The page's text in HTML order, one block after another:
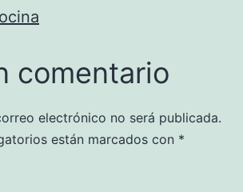
comentario
electrónico no será publicada.
están marcados con *